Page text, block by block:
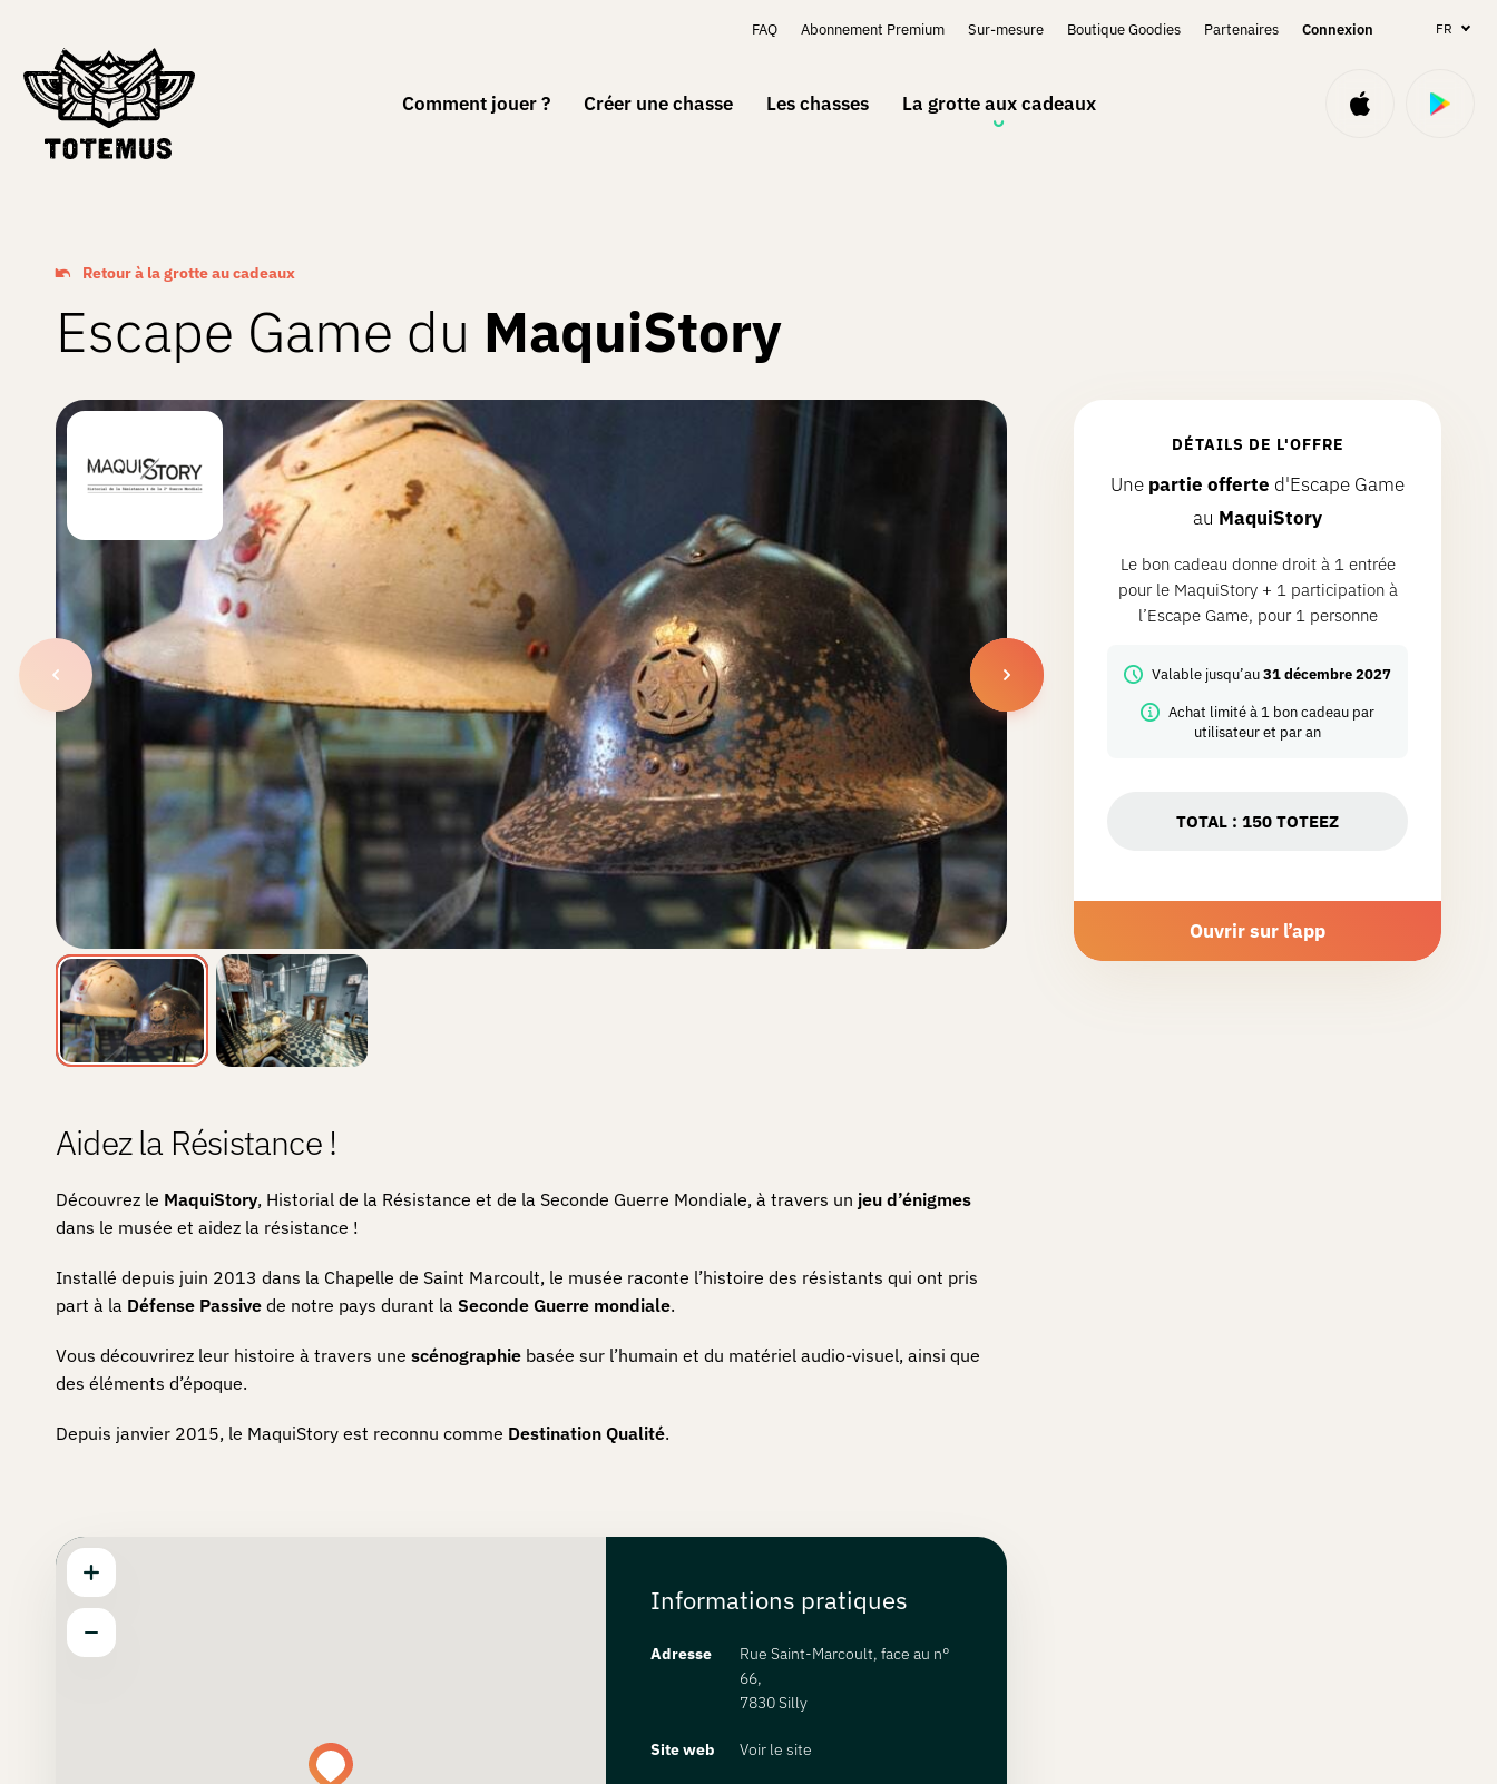
FAQ Abonnement Premium Sur-mesure Boutique Goodies Partenaires Connexion FR
Comment jouer ? Créer une chasse Les chasses La grotte aux cadeaux
Créer
une
Retour à la grotte au cadeaux
Escape Game du MaquiStory
Aidez la Résistance !
Découvrez le MaquiStory, Historial de la Résistance et de la Seconde Guerre Mondiale, à travers un jeu d’énigmes
dans le musée et aidez la résistance !
Installé depuis juin 2013 dans la Chapelle de Saint Marcoult, le musée raconte l’histoire des résistants qui ont pris
part à la Défense Passive de notre pays durant la Seconde Guerre mondiale.
Vous découvrirez leur histoire à travers une scénographie basée sur l’humain et du matériel audio-visuel, ainsi que
des éléments d’époque.
Depuis janvier 2015, le MaquiStory est reconnu comme Destination Qualité.
Informations pratiques
Adresse
Rue Saint-Marcoult, face au n°
66,
7830 Silly
Site web Voir le site
DÉTAILS DE L'OFFRE
Une partie offerte d'Escape Game
au MaquiStory
Le bon cadeau donne droit à 1 entrée
pour le MaquiStory + 1 participation à
l’Escape Game, pour 1 personne
Valable jusqu’au31 décembre 2027
Achat limité à 1 bon cadeau par
utilisateur et par an
TOTAL : 150 TOTEEZ
Ouvrir sur l’app